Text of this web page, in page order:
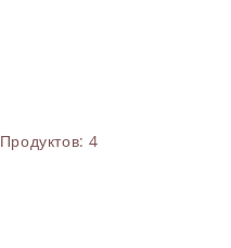
Продуктов: 4